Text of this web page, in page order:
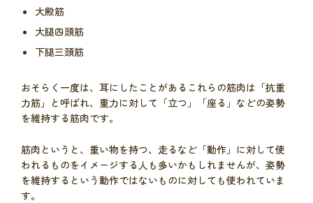
大殿筋
大腿四頭筋
下腿三頭筋
おそらく一度は、耳にしたことがあるこれらの筋肉は「抗重
力筋」と呼ばれ、重力に対して「立つ」「座る」などの姿勢
を維持する筋肉です。
筋肉というと、重い物を持つ、走るなど「動作」に対して使
われるものをイメージする人も多いかもしれませんが、姿勢
を維持するという動作ではないものに対しても使われていま
す。